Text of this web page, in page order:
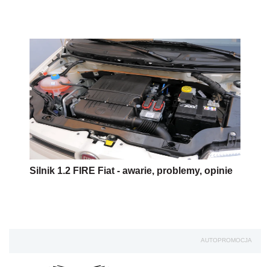
Silnik 1.2 FIRE Fiat - awarie, problemy, opinie
AUTOPROMOCJA